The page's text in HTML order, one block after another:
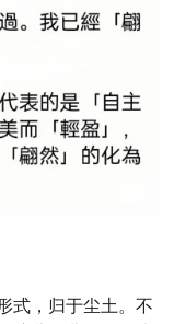
式，归于尘土。不